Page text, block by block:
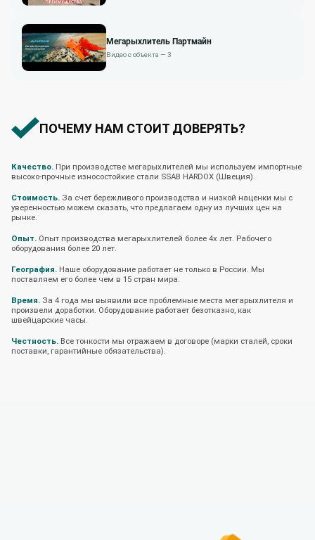
Мегарыхлитель Партмайн
Видео с объекта — 3
ПОЧЕМУ НАМ СТОИТ ДОВЕРЯТЬ?
Качество. При производстве мегарыхлителей мы используем импортные
высоко-прочные износостойкие стали SSAB HARDOX (Швеция).
Стоимость. За счет бережливого производства и низкой наценки мы с
уверенностью можем сказать, что предлагаем одну из лучших цен на
рынке.
Опыт. Опыт производства мегарыхлителей более 4х лет. Рабочего
оборудования более 20 лет.
География. Наше оборудование работает не только в России. Мы
поставляем его более чем в 15 стран мира.
Время. За 4 года мы выявили все проблемные места мегарыхлителя и
произвели доработки. Оборудование работает безотказно, как
швейцарские часы.
Честность. Все тонкости мы отражаем в договоре (марки сталей, сроки
поставки, гарантийные обязательства).